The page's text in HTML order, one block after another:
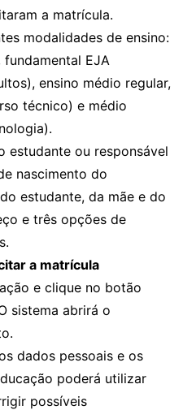
a matrícula.
modalidades de ensino:
fundamental EJA
ensino médio regular,
técnico) e médio
estudante ou responsável
nascimento do
estudante, da mãe e do
e três opções de
a matrícula
e clique no botão
sistema abrirá o
dados pessoais e os
poderá utilizar
possíveis